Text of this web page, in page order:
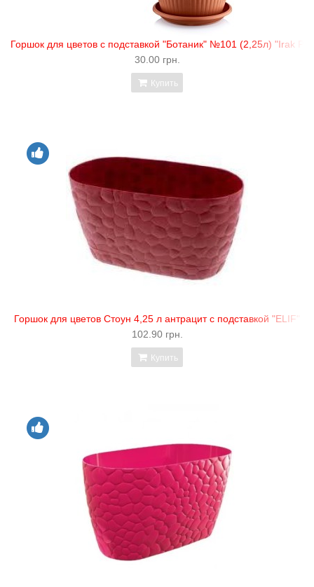
Горшок для цветов с подставкой "Ботаник" №101 (2,25л) "Irak
30.00 грн.
Купить
Горшок для цветов Стоун 4,25 л антрацит с подставкой "ELIF"
102.90 грн.
Купить